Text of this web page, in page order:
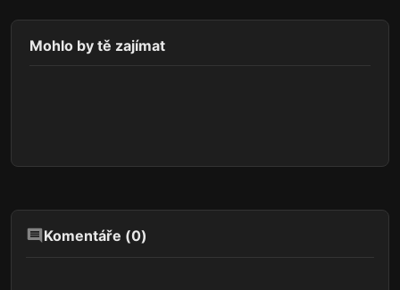
Mohlo by tě zajímat
Komentáře (0)